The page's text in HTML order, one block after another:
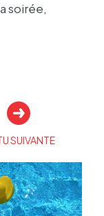
soirée,
SUIVANTE